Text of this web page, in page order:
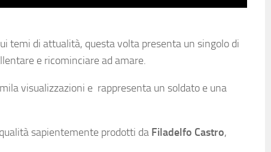
temi di attualità, questa volta presenta un singolo di
e ricominciare ad amare.
visualizzazioni e rappresenta un soldato e una
sapientemente prodotti da Filadelfo Castro,